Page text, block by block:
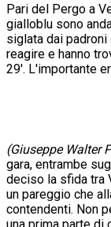
Pari del Pergo a
gialloblu sono
siglata dai
reagire e hanno
29'. L'importante
(Giuseppe Walter
gara, entrambe
deciso la sfida tra
un pareggio che
contendenti. Non